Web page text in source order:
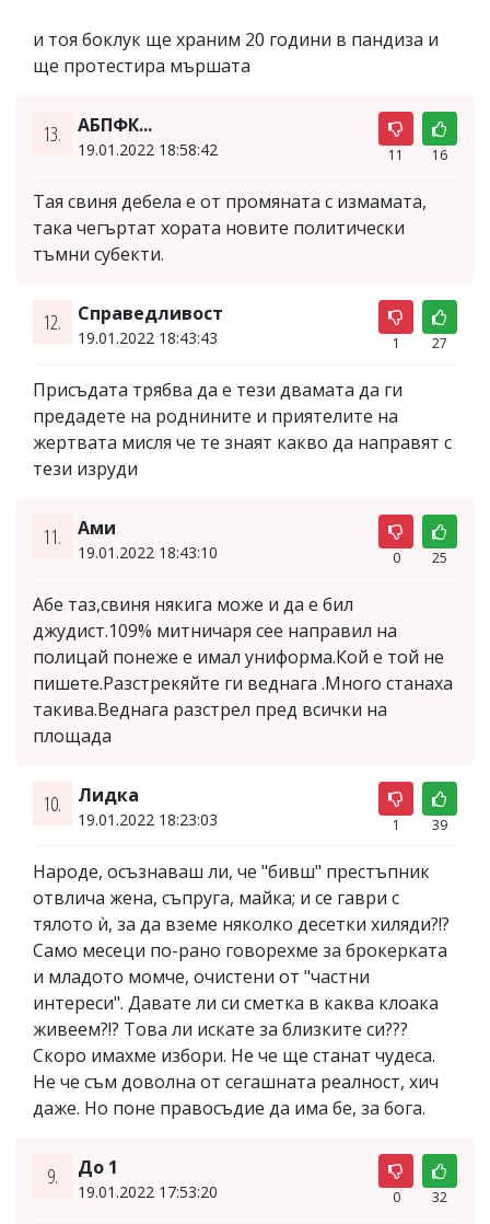
и тоя боклук ще храним 20 години в пандиза и
ще протестира мършата
13. АБПФК...
19.01.2022 18:58:42 11 16
Тая свиня дебела е от промяната с измамата,
така чегъртат хората новите политически
тъмни субекти.
12. Справедливост
19.01.2022 18:43:43 1 27
Присъдата трябва да е тези двамата да ги
предадете на роднините и приятелите на
жертвата мисля че те знаят какво да направят с
тези изруди
11. Ами
19.01.2022 18:43:10 0 25
Абе таз,свиня някига може и да е бил
джудист.109% митничаря сее направил на
полицай понеже е имал униформа.Кой е той не
пишете.Разстрекяйте ги веднага .Много станаха
такива.Веднага разстрел пред всички на
площада
10. Лидка
19.01.2022 18:23:03 1 39
Народе, осъзнаваш ли, че "бивш" престъпник
отвлича жена, съпруга, майка; и се гаври с
тялото ѝ, за да вземе няколко десетки хиляди?!?
Само месеци по-рано говорехме за брокерката
и младото момче, очистени от "частни
интереси". Давате ли си сметка в каква клоака
живеем?!? Това ли искате за близките си???
Скоро имахме избори. Не че ще станат чудеса.
Не че съм доволна от сегашната реалност, хич
даже. Но поне правосъдие да има бе, за бога.
9. До 1
19.01.2022 17:53:20 0 32